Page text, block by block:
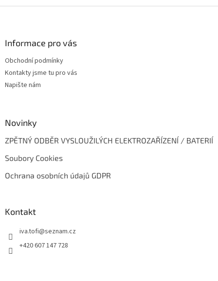
Informace pro vás
Obchodní podmínky
Kontakty jsme tu pro vás
Napište nám
Novinky
ZPĚTNÝ ODBĚR VYSLOUŽILÝCH ELEKTROZAŘÍZENÍ / BATERIÍ
Soubory Cookies
Ochrana osobních údajů GDPR
Kontakt
iva.tofi@seznam.cz
+420 607 147 728